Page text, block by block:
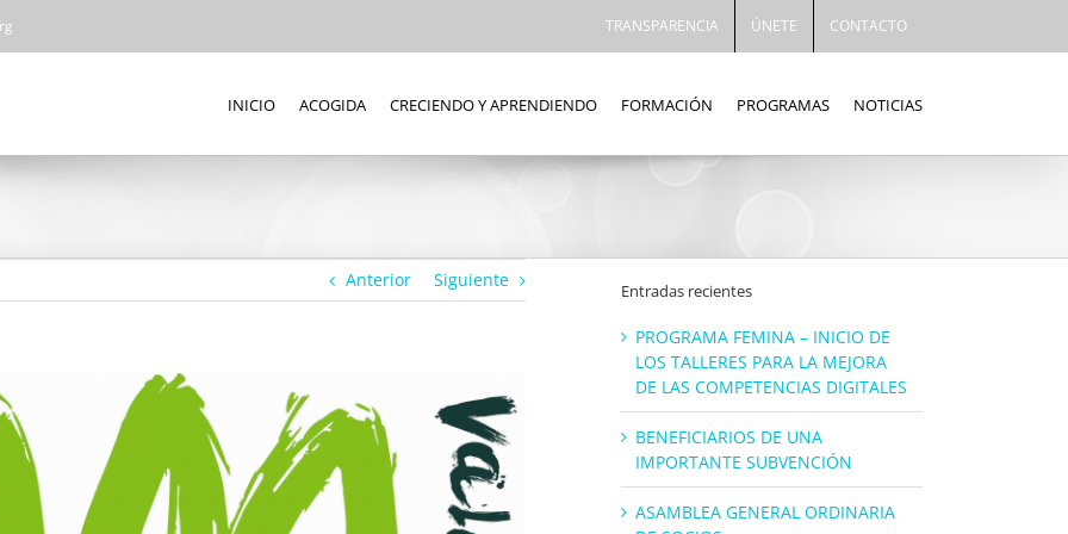
TRANSPARENCIA ÚNETE CONTACTO
INICIO ACOGIDA CRECIENDO Y APRENDIENDO FORMACIÓN PROGRAMAS NOTICIAS
Anterior Siguiente
Entradas recientes
PROGRAMA FEMINA – INICIO DE
LOS TALLERES PARA LA MEJORA
DE LAS COMPETENCIAS DIGITALES
BENEFICIARIOS DE UNA
IMPORTANTE SUBVENCIÓN
ASAMBLEA GENERAL ORDINARIA